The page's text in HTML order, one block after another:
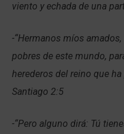
viento y echada de una
-“Hermanos míos
pobres de este mundo,
herederos del reino que
Santiago 2:5
-“Pero alguno dirá: Tú